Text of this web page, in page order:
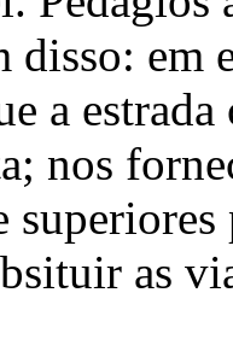
disso: em
a
nos
as